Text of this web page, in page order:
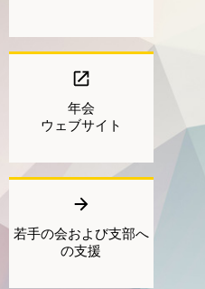
年会
ウェブサイト
若手の会および支部へ
の支援